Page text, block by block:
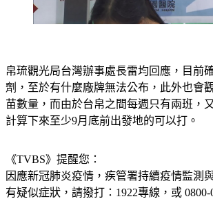
帛琉觀光局台灣辦事處長雷均回應，目前
劑，至於有什麼廠牌無法公布，此外也會
苗數量，而由於台帛之間每週只有兩班，
計算下來至少9月底前出發地的可以打。
《TVBS》提醒您：
因應新冠肺炎疫情，疾管署持續疫情監測
有疑似症狀，請撥打：1922專線，或 0800-